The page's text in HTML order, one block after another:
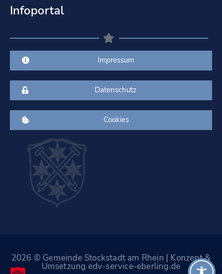
Infoportal
Impressum
Datenschutz
Cookies
2026 © Gemeinde Stockstadt am Rhein | Konzept &
Umsetzung edv-service-eberling.de